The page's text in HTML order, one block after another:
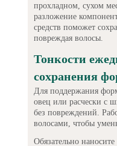
прохладном, сухом
разложение
средств поможет
повреждая волосы.
Тонкости
сохранения
Для поддержания
овец или расчески с
без повреждений.
волосами, чтобы
Обязательно